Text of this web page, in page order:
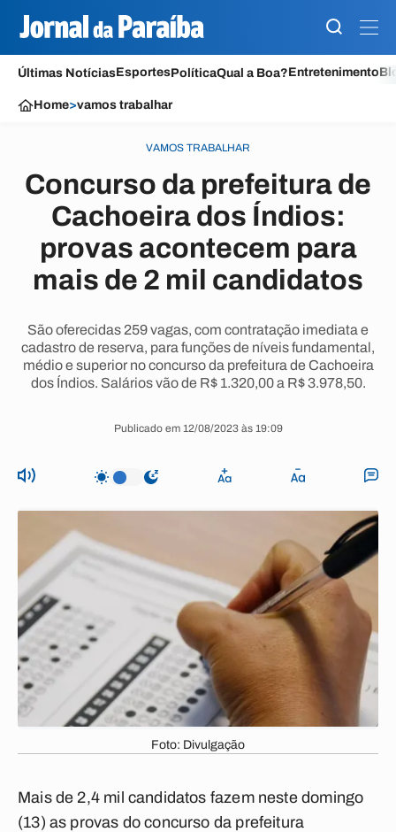
Últimas NotíciasEsportesPolíticaQual a Boa?Entretenimento
Home>vamos trabalhar
VAMOS TRABALHAR
Concurso da prefeitura de
Cachoeira dos Índios:
provas acontecem para
mais de 2 mil candidatos
São oferecidas 259 vagas, com contratação imediata e
cadastro de reserva, para funções de níveis fundamental,
médio e superior no concurso da prefeitura de Cachoeira
dos Índios. Salários vão de R$ 1.320,00 a R$ 3.978,50.
Publicado em 12/08/2023 às 19:09
Foto: Divulgação
Mais de 2,4 mil candidatos fazem neste domingo
(13) as provas do concurso da prefeitura